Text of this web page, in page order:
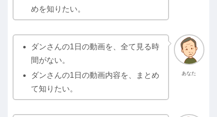
めを知りたい。
あなた
ダンさんの1日の動画を、全て見る時
間がない。
ダンさんの1日の動画内容を、まとめ
て知りたい。